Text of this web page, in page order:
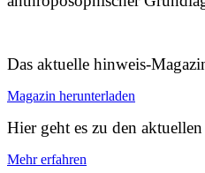
Das aktuelle hinweis-
Magazin herunterladen
Hier geht es zu den
Mehr erfahren